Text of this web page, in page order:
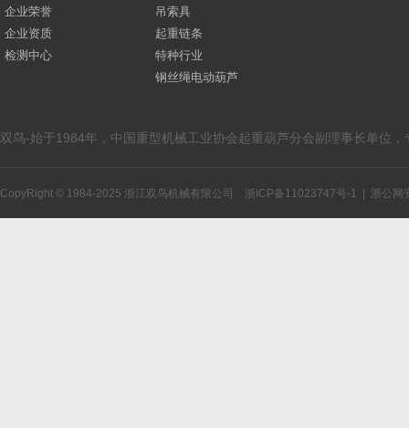
企业荣誉
企业资质
检测中心
吊索具
起重链条
特种行业
钢丝绳电动葫芦
双鸟-始于1984年，中国重型机械工业协会起重葫芦分会副理事长单位
CopyRight © 1984-2025 浙江双鸟机械有限公司 浙ICP备11023747号-1 浙公网